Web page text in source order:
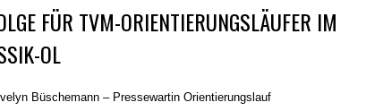
FÜR TVM-ORIENTIERUNGSLÄUFER IM
OL
Büschemann – Pressewartin Orientierungslauf